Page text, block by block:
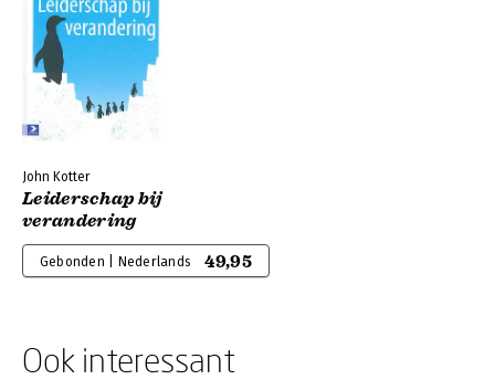
John Kotter
Leiderschap bij
verandering
Gebonden | Nederlands 49,95
Ook interessant